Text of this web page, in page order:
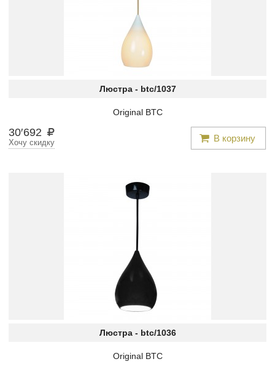
Люстра - btc/1037
Original BTC
30′692 В корзину
Хочу скидку
Люстра - btc/1036
Original BTC